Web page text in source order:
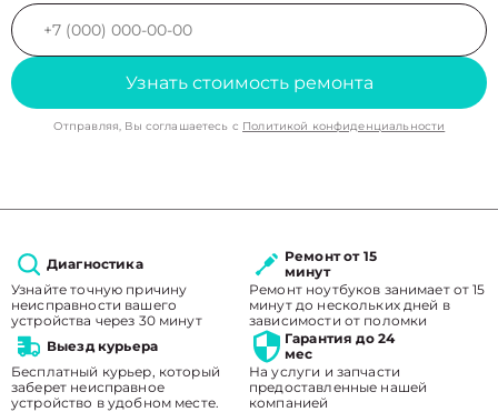
Узнать стоимость ремонта
Отправляя, Вы соглашаетесь с Политикой конфиденциальности
Диагностика
Узнайте точную причину
неисправности вашего
устройства через 30 минут
Ремонт от 15
минут
Ремонт ноутбуков занимает от 15
минут до нескольких дней в
зависимости от поломки
Выезд курьера
Бесплатный курьер, который
заберет неисправное
устройство в удобном месте.
Гарантия до 24
мес
На услуги и запчасти
предоставленные нашей
компанией